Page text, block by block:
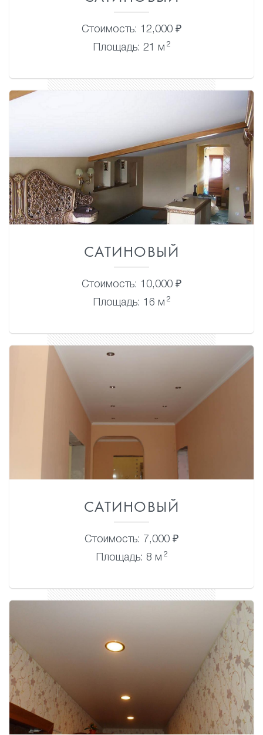
Стоимость: 12,000 ₽
Площадь: 21 м 2
САТИНОВЫЙ
Стоимость: 10,000 ₽
Площадь: 16 м 2
САТИНОВЫЙ
Стоимость: 7,000 ₽
Площадь: 8 м 2